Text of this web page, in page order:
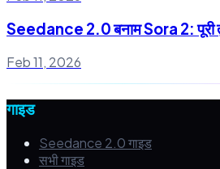
Seedance 2.0 बनाम Sora 2: पूरी
Feb 11, 2026
गाइड
Seedance 2.0 गाइड
सभी गाइड